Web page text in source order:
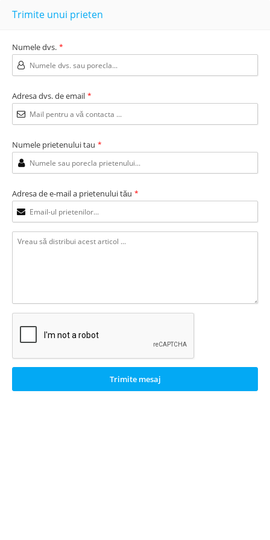
Trimite unui prieten
Numele dvs. *
Adresa dvs. de email *
Numele prietenului tau *
Adresa de e-mail a prietenului tău *
Trimite mesaj